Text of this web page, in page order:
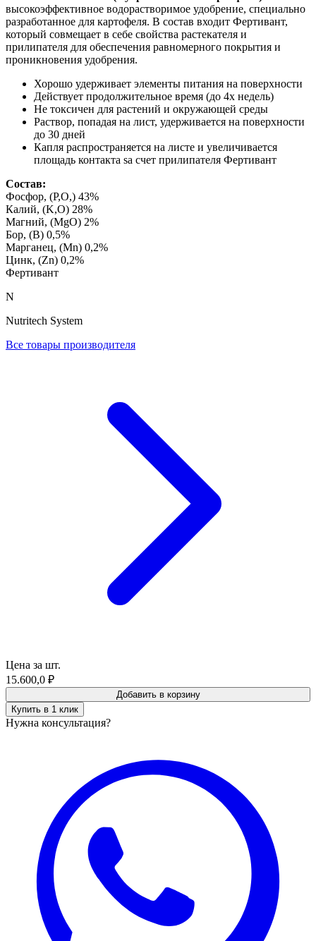
высокоэффективное водорастворимое удобрение, специально
разработанное для картофеля. В состав входит Фертивант,
который совмещает в себе свойства растекателя и
прилипателя для обеспечения равномерного покрытия и
проникновения удобрения.
Хорошо удерживает элементы питания на поверхности
Действует продолжительное время (до 4х недель)
Не токсичен для растений и окружающей среды
Pаствор, попадая на лист, удерживается на поверхности
до 30 дней
Капля распространяется на листе и увеличивается
площадь контакта sа счет прилипателя Фертивант
Состав:
Фосфор, (P,O,) 43%
Калий, (K,O) 28%
Магний, (MgO) 2%
Бор, (B) 0,5%
Марганец, (Mn) 0,2%
Цинк, (Zn) 0,2%
Фертивант
N
Nutritech System
Все товары производителя
Цена за шт.
15.600,0 ₽
Добавить в корзину
Купить в 1 клик
Нужна консультация?